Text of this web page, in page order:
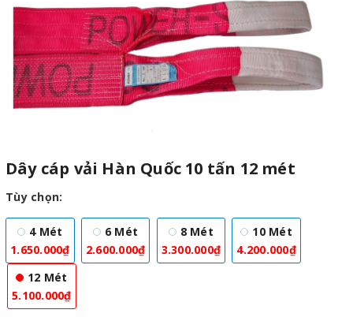
Dây cáp vải Hàn Quốc 10 tấn 12 mét
Tùy chọn:
4 Mét
1.650.000₫
6 Mét
2.600.000₫
8 Mét
3.300.000₫
10 Mét
4.200.000₫
12 Mét
5.100.000₫